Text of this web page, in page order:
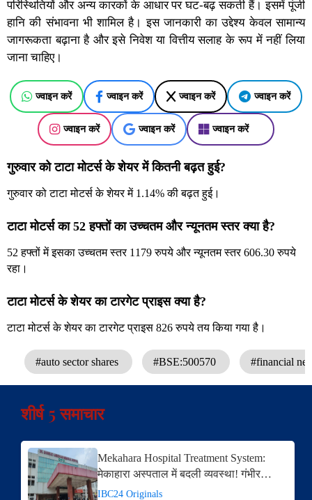
परिस्थितियों और अन्य कारकों के आधार पर घट-बढ़ सकती हैं। इसमें पूंजी
हानि की संभावना भी शामिल है। इस जानकारी का उद्देश्य केवल सामान्य
जागरूकता बढ़ाना है और इसे निवेश या वित्तीय सलाह के रूप में नहीं लिया
जाना चाहिए।
ज्वाइन करें ज्वाइन करें ज्वाइन करें ज्वाइन करें
ज्वाइन करें ज्वाइन करें ज्वाइन करें
गुरुवार को टाटा मोटर्स के शेयर में कितनी बढ़त हुई?
गुरुवार को टाटा मोटर्स के शेयर में 1.14% की बढ़त हुई।
टाटा मोटर्स का 52 हफ्तों का उच्चतम और न्यूनतम स्तर क्या है?
52 हफ्तों में इसका उच्चतम स्तर 1179 रुपये और न्यूनतम स्तर 606.30 रुपये
रहा।
टाटा मोटर्स के शेयर का टारगेट प्राइस क्या है?
टाटा मोटर्स के शेयर का टारगेट प्राइस 826 रुपये तय किया गया है।
#auto sector shares #BSE:500570 #financial
शीर्ष 5 समाचार
Mekahara Hospital Treatment System:
मेकाहारा अस्पताल में बदली व्यवस्था! गंभीर…
IBC24 Originals